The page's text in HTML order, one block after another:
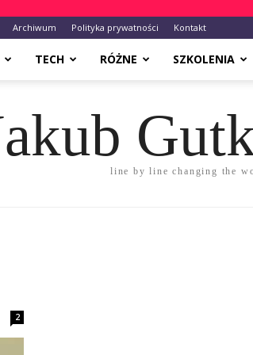
Archiwum Polityka prywatności Kontakt
TECH RÓŻNE SZKOLENIA
line by line changing the
2